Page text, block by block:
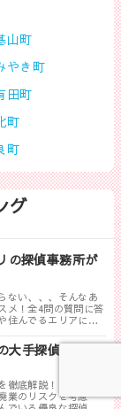
山町
やき町
田町
町
町
グ
の探偵事務所が
ない、、、そんなあ
メ！全4問の質問に答
住んでるエリアに対
手探偵社ラン
底解説！オススメ
業のリスクを考慮